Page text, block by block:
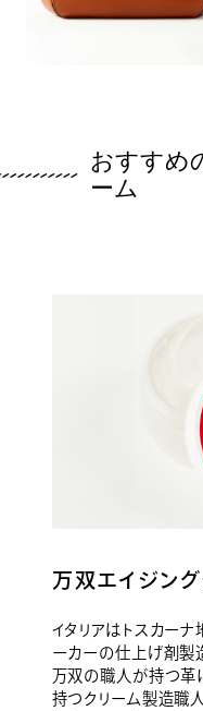
おすすめ
ーム
万双エイジング
イタリアはトスカー
ーカーの仕上げ剤製
万双の職人が持つ革
持つクリーム製造職